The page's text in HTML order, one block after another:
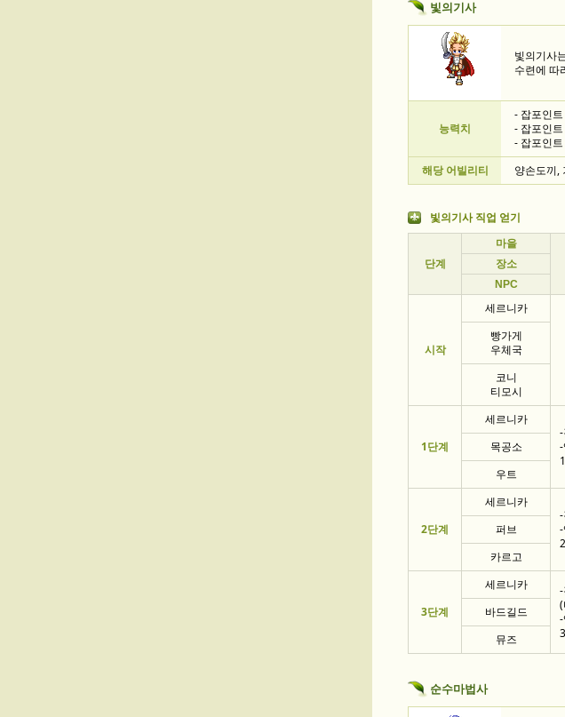
빛의기사
빛의기사
수련에 따
능력치
- 잡포인
- 잡포인
- 잡포인
해당 어빌리티
양손도끼,
빛의기사 직업 얻기
단계
마을
장소
NPC
시작
세르니카
빵가게
우체국
코니
티모시
1단계
세르니카
목공소
우트
2단계
세르니카
퍼브
카르고
3단계
세르니카
바드길드
뮤즈
순수마법사